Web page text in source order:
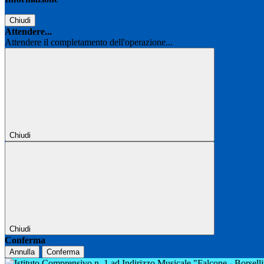
Chiudi
Attendere...
Attendere il completamento dell'operazione...
Chiudi
Chiudi
Conferma
Annulla Conferma